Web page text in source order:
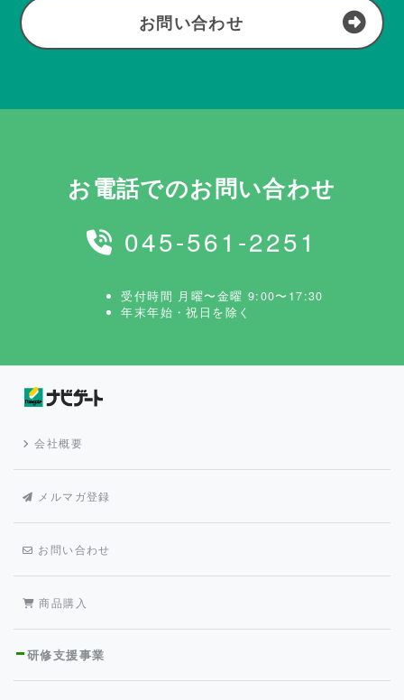
お問い合わせ
お電話でのお問い合わせ
045-561-2251
受付時間 月曜〜金曜 9:00〜17:30
年末年始・祝日を除く
会社概要
メルマガ登録
お問い合わせ
商品購入
研修支援事業